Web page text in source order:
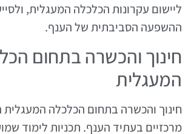
ליישום עקרונות הכלכלה המעגלית,
ההשפעה הסביבתית של הענף.
חינוך והכשרה בתחום
המעגלית
חינוך והכשרה בתחום הכלכלה המעגלית
מרכזיים בעתיד הענף. תכניות לימוד